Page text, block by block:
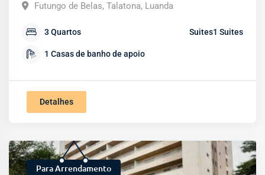
Futungo de Belas, Talatona, Luanda
3Quartos Suites1 Suites
1 Casas de banho de apoio
Detalhes
Para Arrendamento